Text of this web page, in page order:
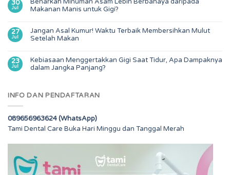
30
Jul
Benarkah Minuman Asam Lebih Berbahaya daripada
Makanan Manis untuk Gigi?
27
Jul
Jangan Asal Kumur! Waktu Terbaik Membersihkan Mulut
Setelah Makan
23
Jul
Kebiasaan Menggertakkan Gigi Saat Tidur, Apa Dampaknya
dalam Jangka Panjang?
INFO DAN PENDAFTARAN
089656963624 (WhatsApp)
Tami Dental Care Buka Hari Minggu dan Tanggal Merah